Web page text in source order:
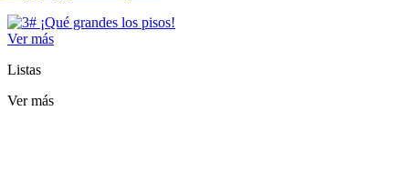
Ver más
Listas
Ver más